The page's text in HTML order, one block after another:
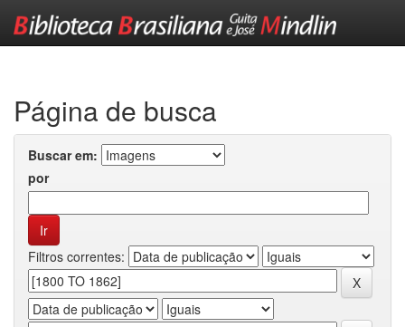
Página de busca
Buscar em:
por
Filtros correntes: